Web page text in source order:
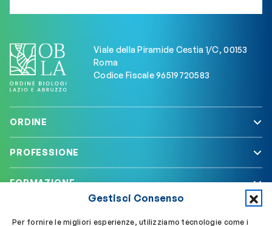
Gestisci Consenso
Per fornire le migliori esperienze, utilizziamo tecnologie come i
Viale della Piramide Cestia 1/C, 00153
Roma
Codice Fiscale 96519720583
ORDINE
PROFESSIONE
FORMAZIONE